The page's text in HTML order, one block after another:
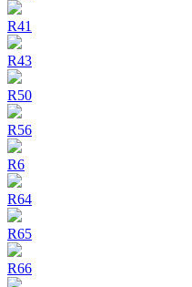
R41
R43
R50
R56
R6
R64
R65
R66